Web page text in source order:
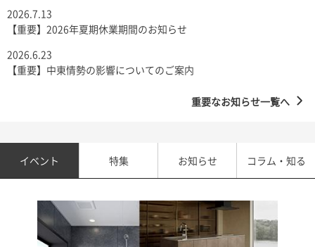
2026.7.13
【重要】2026年夏期休業期間のお知らせ
2026.6.23
【重要】中東情勢の影響についてのご案内
重要なお知らせ一覧へ
イベント 特集 お知らせ コラム・知る